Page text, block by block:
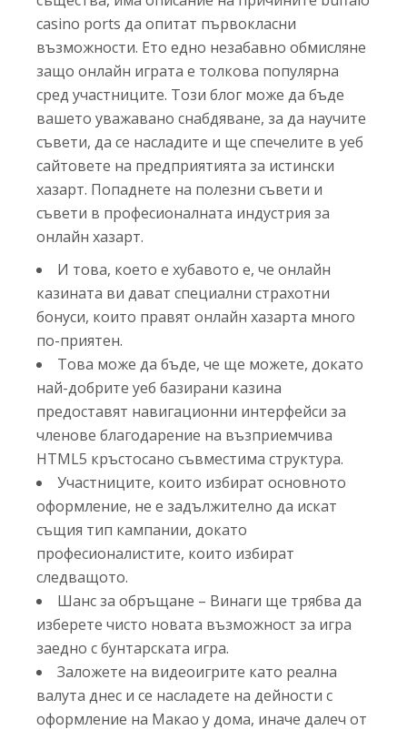
casino ports да опитат първокласни
възможности. Ето едно незабавно обмисляне
защо онлайн играта е толкова популярна
сред участниците. Този блог може да бъде
вашето уважавано снабдяване, за да научите
съвети, да се насладите и ще спечелите в уеб
сайтовете на предприятията за истински
хазарт. Попаднете на полезни съвети и
съвети в професионалната индустрия за
онлайн хазарт.
И това, което е хубавото е, че онлайн
казината ви дават специални страхотни
бонуси, които правят онлайн хазарта много
по-приятен.
Това може да бъде, че ще можете, докато
най-добрите уеб базирани казина
предоставят навигационни интерфейси за
членове благодарение на възприемчива
HTML5 кръстосано съвместима структура.
Участниците, които избират основното
оформление, не е задължително да искат
същия тип кампании, докато
професионалистите, които избират
следващото.
Шанс за обръщане – Винаги ще трябва да
изберете чисто новата възможност за игра
заедно с бунтарската игра.
Заложете на видеоигрите като реална
валута днес и се насладете на дейности с
оформление на Макао у дома, иначе далеч от